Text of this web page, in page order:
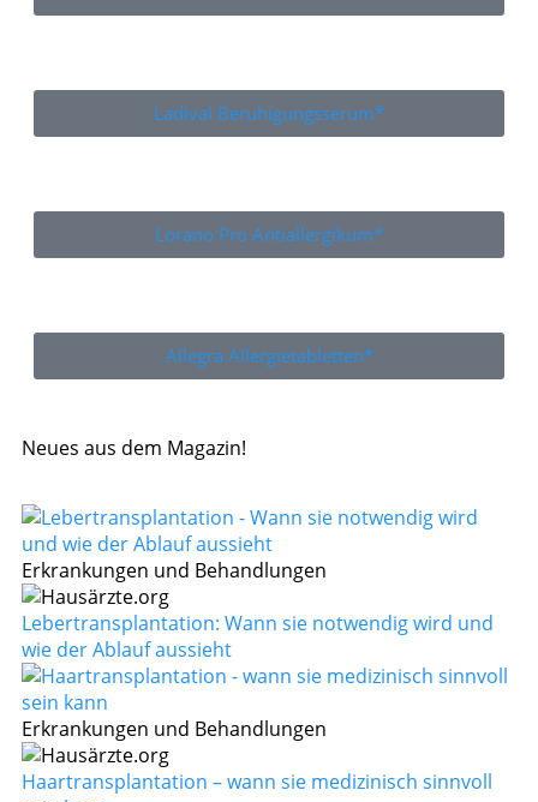
Ladival Beruhigungsserum*
Lorano Pro Antiallergikum*
Allegra Allergietabletten*
Neues aus dem Magazin!
Erkrankungen und Behandlungen
Lebertransplantation: Wann sie notwendig wird und
wie der Ablauf aussieht
Erkrankungen und Behandlungen
Haartransplantation – wann sie medizinisch sinnvoll